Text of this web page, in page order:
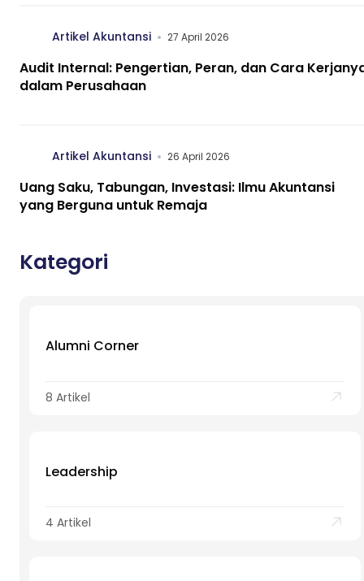
Artikel Akuntansi 27 April 2026
Audit Internal: Pengertian, Peran, dan Cara
dalam Perusahaan
Artikel Akuntansi 26 April 2026
Uang Saku, Tabungan, Investasi: Ilmu Akuntansi
yang Berguna untuk Remaja
Kategori
Alumni Corner
8 Artikel
Leadership
4 Artikel